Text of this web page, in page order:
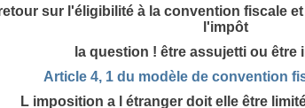
sur l'éligibilité à la convention fiscale
l'impôt
la question ! être assujetti ou être
Article 4, 1 du modèle de convention
L imposition a l étranger doit elle être